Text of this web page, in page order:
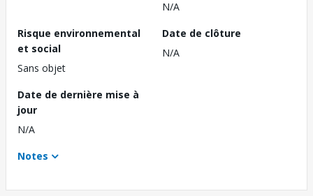
N/A
Risque environnemental
et social
Sans objet
Date de clôture
N/A
Date de dernière mise à
jour
N/A
Notes